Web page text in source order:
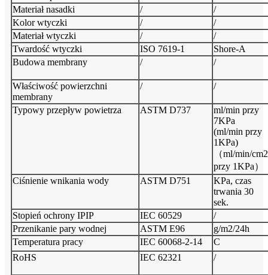
Materiał nasadki
/
/
Kolor wtyczki
/
/
Materiał wtyczki
/
/
Twardość wtyczki
ISO 7619-1
Shore-A
Budowa membrany
/ /
Właściwość powierzchni
membrany
/ /
Typowy przepływ powietrza ASTM D737
ml/min przy
7KPa
(ml/min przy
1KPa)
（ml/min/cm2
przy 1KPa）
Ciśnienie wnikania wody
ASTM D751
KPa, czas
trwania 30
sek.
Stopień ochrony IPIP
IEC 60529
/
Przenikanie pary wodnej
ASTM E96
g/m2/24h
Temperatura pracy
IEC 60068-2-14
C
RoHS
IEC 62321 /